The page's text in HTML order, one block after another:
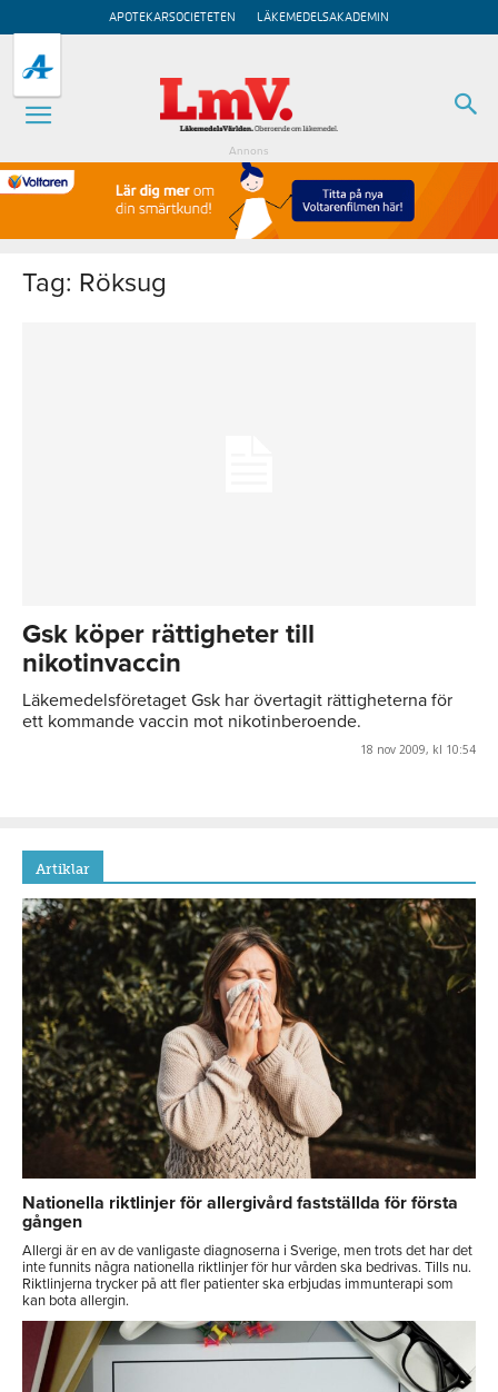
APOTEKARSOCIETETEN LÄKEMEDELSAKADEMIN
Annons
Tag: Röksug
Gsk köper rättigheter till
nikotinvaccin
Läkemedelsföretaget Gsk har övertagit rättigheterna för
ett kommande vaccin mot nikotinberoende.
18 nov 2009, kl 10:54
Artiklar
Nationella riktlinjer för allergivård fastställda för första
gången
Allergi är en av de vanligaste diagnoserna i Sverige, men trots det har det
inte funnits några nationella riktlinjer för hur vården ska bedrivas. Tills nu.
Riktlinjerna trycker på att fler patienter ska erbjudas immunterapi som
kan bota allergin.